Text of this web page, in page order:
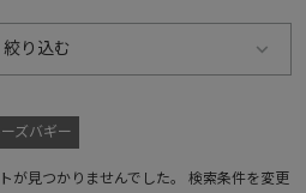
絞り込む
ズバギー
が見つかりませんでした。 検索条件を変更